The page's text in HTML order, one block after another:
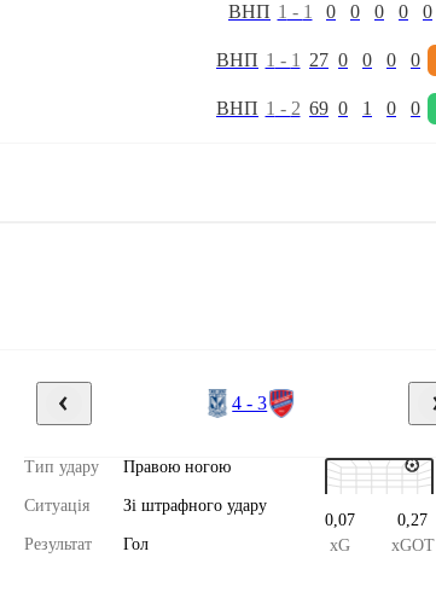
ВНП 1 - 1 0 0 0 0 0
ВНП 1 - 1 27 0 0 0 0
ВНП 1 - 2 69 0 1 0 0
4 - 3
Тип удару Правою ногою
Ситуація Зі штрафного удару
Результат Гол
0,07
xG
0,27
xGOT